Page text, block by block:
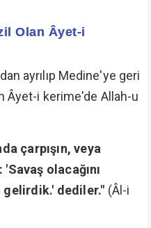
Olan Âyet-i
ayrılıp Medine'ye geri
Âyet-i kerime'de Allah-u
çarpışın, veya
olacağını
gelirdik.' dediler." (Âl-i